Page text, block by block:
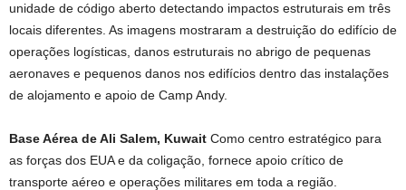
unidade de código aberto detectando impactos estruturais em três
locais diferentes. As imagens mostraram a destruição do edifício de
operações logísticas, danos estruturais no abrigo de pequenas
aeronaves e pequenos danos nos edifícios dentro das instalações
de alojamento e apoio de Camp Andy.
Base Aérea de Ali Salem, Kuwait Como centro estratégico para
as forças dos EUA e da coligação, fornece apoio crítico de
transporte aéreo e operações militares em toda a região.